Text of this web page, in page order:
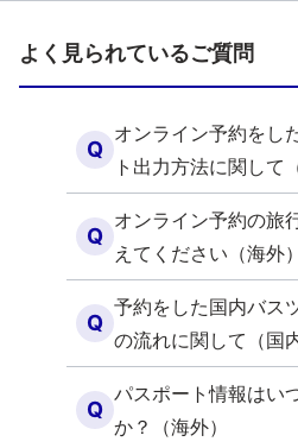
よく見られているご質問
Q
オンライン予約をし
ト出力方法に関して
Q
オンライン予約の旅
えてください（海外）
Q
予約をした国内バス
の流れに関して（国内
Q
パスポート情報はい
か？（海外）